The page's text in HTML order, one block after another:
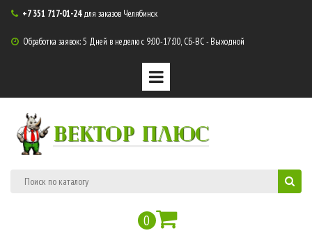
 +7 351 717-01-24для заказов Челябинск
 Обработка заявок: 5 Дней в неделю с 9:00-17:00, СБ-ВС - Выходной
ВЕКТОР ПЛЮС
0